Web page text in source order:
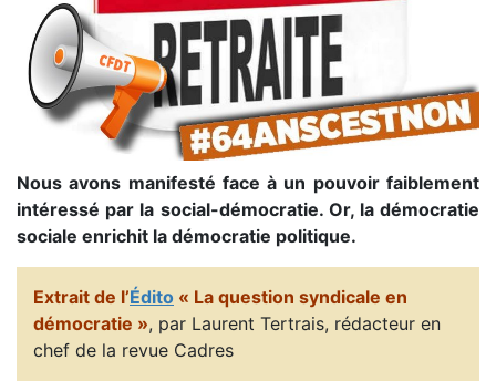
Nous avons manifesté face à un pouvoir faiblement
intéressé par la social-démocratie. Or, la démocratie
sociale enrichit la démocratie politique.
Extrait de l’Édito « La question syndicale en
démocratie », par Laurent Tertrais, rédacteur en
chef de la revue Cadres